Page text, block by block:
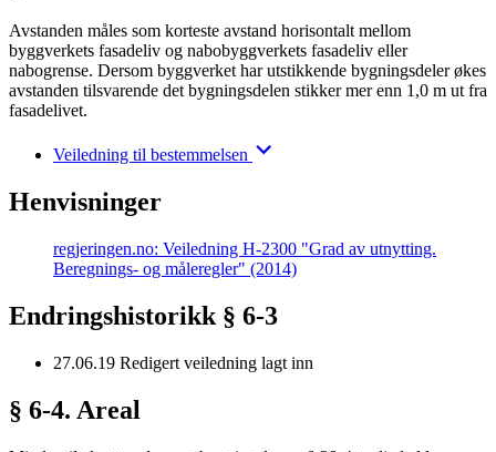
Avstanden måles som korteste avstand horisontalt mellom
byggverkets fasadeliv og nabobyggverkets fasadeliv eller
nabogrense. Dersom byggverket har utstikkende bygningsdeler økes
avstanden tilsvarende det bygningsdelen stikker mer enn 1,0 m ut fra
fasadelivet.
Veiledning til bestemmelsen
Henvisninger
regjeringen.no: Veiledning H-2300 "Grad av utnytting.
Beregnings- og måleregler" (2014)
Endringshistorikk § 6-3
27.06.19 Redigert veiledning lagt inn
§ 6-4. Areal